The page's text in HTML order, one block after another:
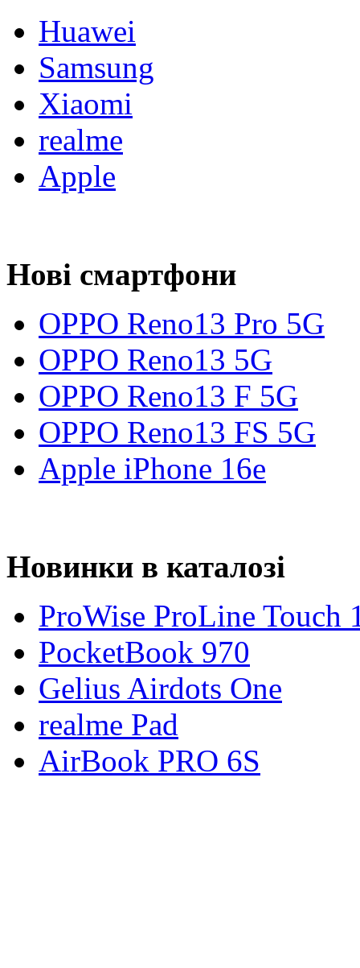
Huawei
Samsung
Xiaomi
realme
Apple
Нові смартфони
OPPO Reno13 Pro 5G
OPPO Reno13 5G
OPPO Reno13 F 5G
OPPO Reno13 FS 5G
Apple iPhone 16e
Новинки в каталозі
ProWise ProLine Touch
PocketBook 970
Gelius Airdots One
realme Pad
AirBook PRO 6S